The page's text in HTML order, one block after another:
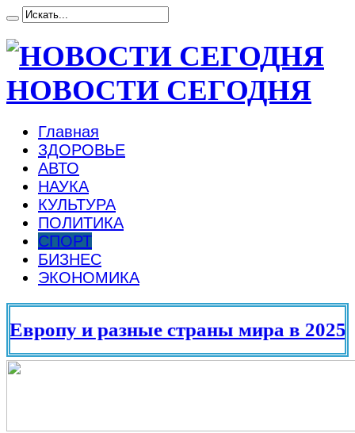
НОВОСТИ СЕГОДНЯ
Главная
ЗДОРОВЬЕ
АВТО
НАУКА
КУЛЬТУРА
ПОЛИТИКА
СПОРТ
БИЗНЕС
ЭКОНОМИКА
и разные страны мира в 2025